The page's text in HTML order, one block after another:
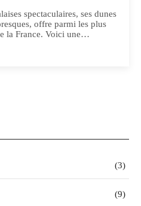
spectaculaires, ses dunes
offre parmi les plus
la France. Voici une…
(3)
(9)